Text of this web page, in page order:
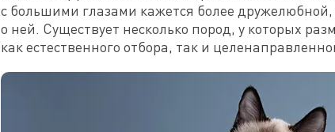
с большими глазами кажется более
о ней. Существует несколько пород, у которых
как естественного отбора, так и